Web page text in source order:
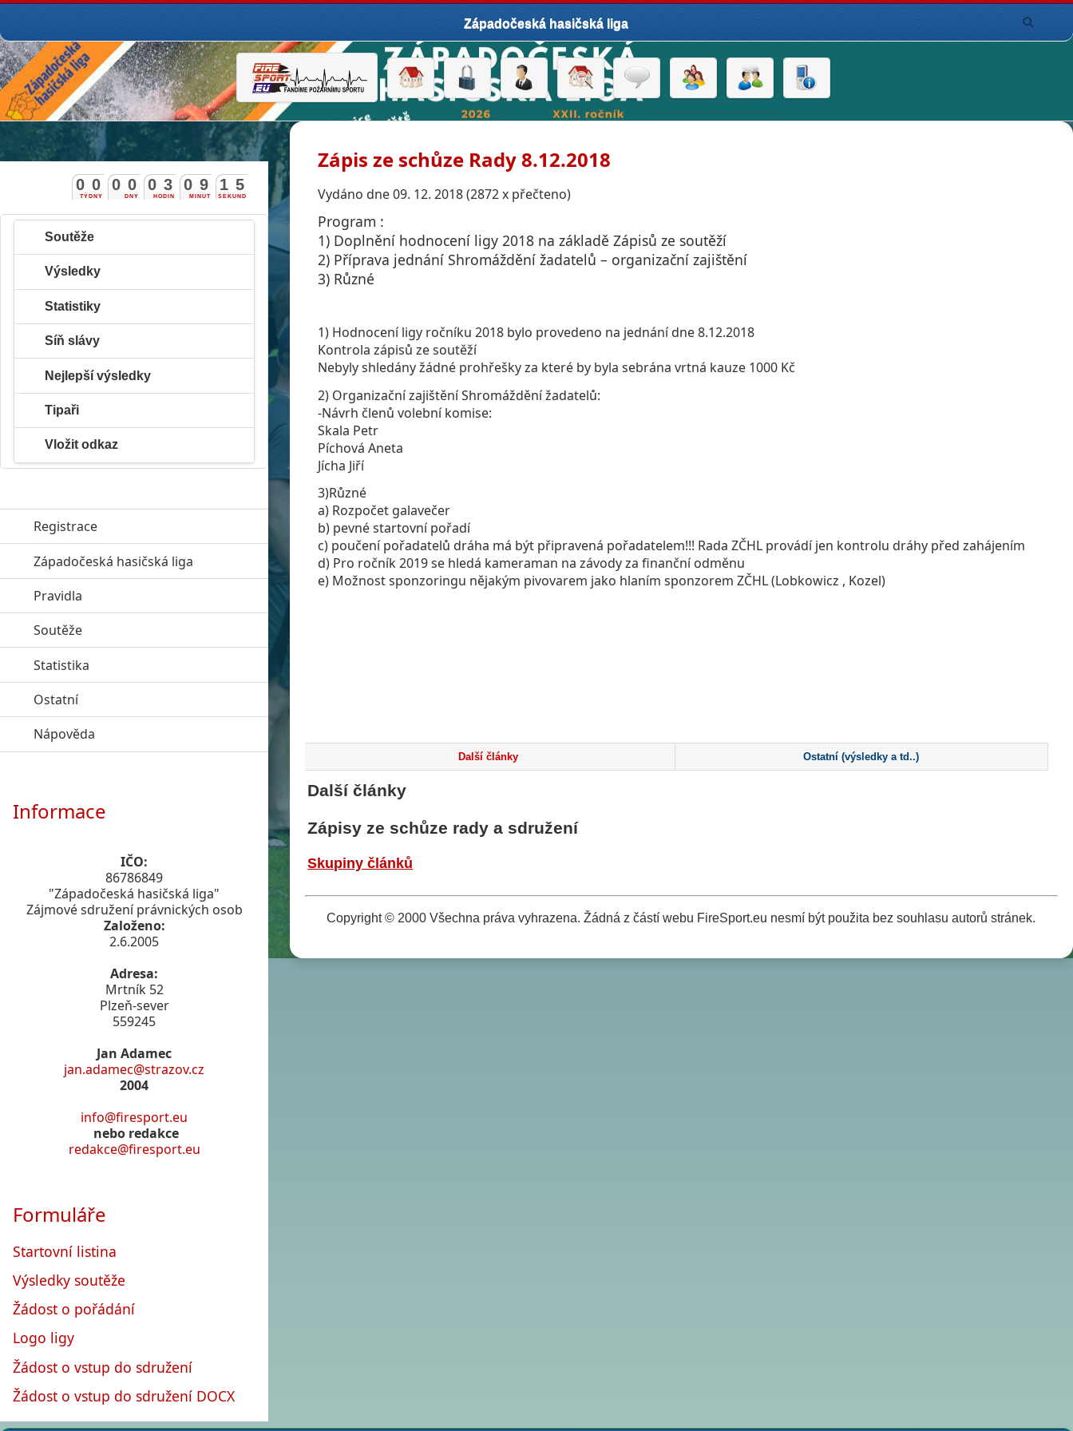
Západočeská hasičská liga
Zápis ze schůze Rady 8.12.2018
Vydáno dne 09. 12. 2018 (2872 x přečteno)
Program :
1) Doplnění hodnocení ligy 2018 na základě Zápisů ze soutěží
2) Příprava jednání Shromáždění žadatelů – organizační zajištění
3) Různé
1) Hodnocení ligy ročníku 2018 bylo provedeno na jednání dne 8.12.2018
Kontrola zápisů ze soutěží
Nebyly shledány žádné prohřešky za které by byla sebrána vrtná kauze 1000 Kč
2) Organizační zajištění Shromáždění žadatelů:
-Návrh členů volební komise:
Skala Petr
Píchová Aneta
Jícha Jiří
3)Různé
a) Rozpočet galavečer
b) pevné startovní pořadí
c) poučení pořadatelů dráha má být připravená pořadatelem!!! Rada ZČHL provádí jen kontrolu dráhy před zahájením
d) Pro ročník 2019 se hledá kameraman na závodyza finanční odměnu
e) Možnost sponzoringu nějakým pivovarem jako hlaním sponzorem ZČHL(Lobkowicz , Kozel)
Další články Ostatní (výsledky a td..)
Další články
Zápisy ze schůze rady a sdružení
Skupiny článků
Copyright © 2000 Všechna práva vyhrazena. Žádná z částí webu FireSport.eu nesmí být použita bez souhlasu autorů stránek.
TÝDNY
0 0
DNY
0 0
HODIN
0 3
MINUT
0 9
SEKUND
1 4
5
Soutěže
Výsledky
Statistiky
Síň slávy
Nejlepší výsledky
Tipaři
Vložit odkaz
Registrace
Západočeská hasičská liga click to expand contents
Pravidla
Soutěže
Statistika
Ostatníclick to expand contents
Nápověda
Informace
IČO:
86786849
"Západočeská hasičská liga"
Zájmové sdružení právnických osob
Založeno:
2.6.2005
Adresa:
Mrtník 52
Plzeň-sever
559245
Jan Adamec
jan.adamec@strazov.cz
2004
info@firesport.eu
nebo redakce
redakce@firesport.eu
Formuláře
Startovní listina
Výsledky soutěže
Žádost o pořádání
Logo ligy
Žádost o vstup do sdružení
Žádost o vstup do sdružení DOCX